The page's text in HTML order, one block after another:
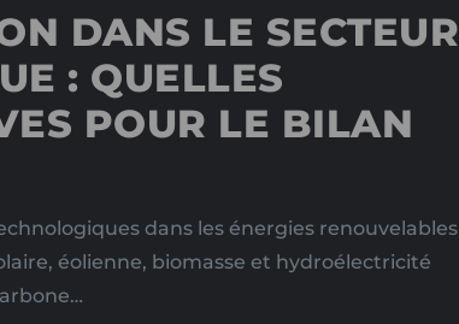
DANS LE SECTEUR
: QUELLES
POUR LE BILAN
dans les énergies renouvelables
éolienne, biomasse et hydroélectricité